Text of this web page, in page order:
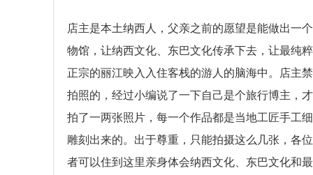
店主是本土纳西人，父亲之前的愿望是能做出一
物馆，让纳西文化、东巴文化传承下去，让最纯
正宗的丽江映入入住客栈的游人的脑海中。店主
拍照的，经过小编说了一下自己是个旅行博主，
拍了一两张照片，每一个作品都是当地工匠手工
雕刻出来的。出于尊重，只能拍摄这么几张，各
者可以住到这里亲身体会纳西文化、东巴文化和